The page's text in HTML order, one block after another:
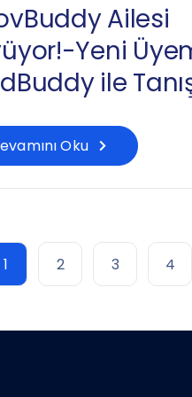
Ailesi
Yeni
ile
Oku
1 2 3 4